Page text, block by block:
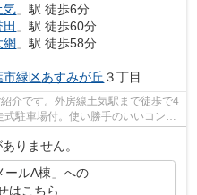
気 」駅 徒歩6分
田 」駅 徒歩60分
網 」駅 徒歩58分
市緑区あすみが丘 ３丁目
介です。外房線土気駅まで徒歩で4
駐車場付。使い勝手のいいコンパ
りません。
ールA棟」への
はこちら